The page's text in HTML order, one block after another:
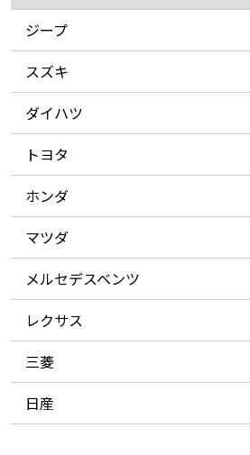
ジープ
スズキ
ダイハツ
トヨタ
ホンダ
マツダ
メルセデスベンツ
レクサス
三菱
日産